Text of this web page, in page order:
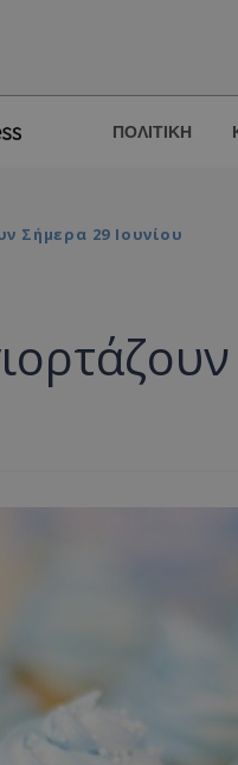
ΠΟΛΙΤΙΚΗ
Σήμερα 29 Ιουνίου